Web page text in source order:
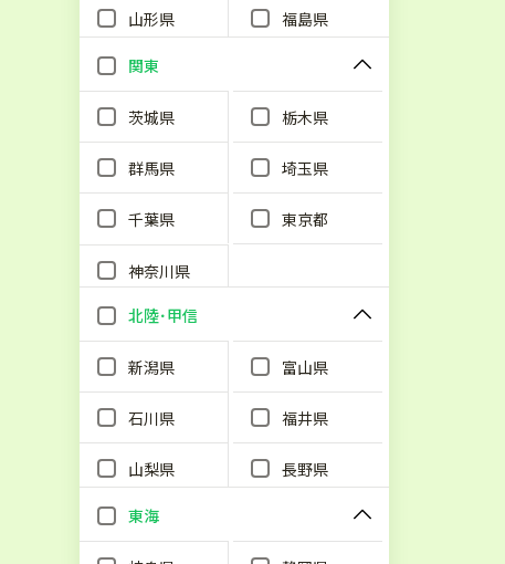
山形県 福島県
関東
茨城県 栃木県
群馬県 埼玉県
千葉県 東京都
神奈川県
北陸･甲信
新潟県 富山県
石川県 福井県
山梨県 長野県
東海